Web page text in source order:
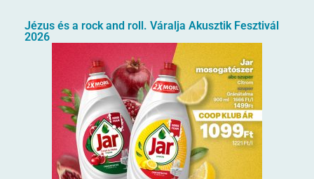
Jézus és a rock and roll. Váralja Akusztik Fesztivál
2026